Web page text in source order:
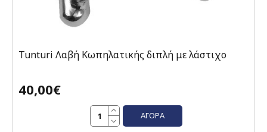
Tunturi Λαβή Κωπηλατικής διπλή με λάστιχο
40,00€
ΑΓΟΡΆ